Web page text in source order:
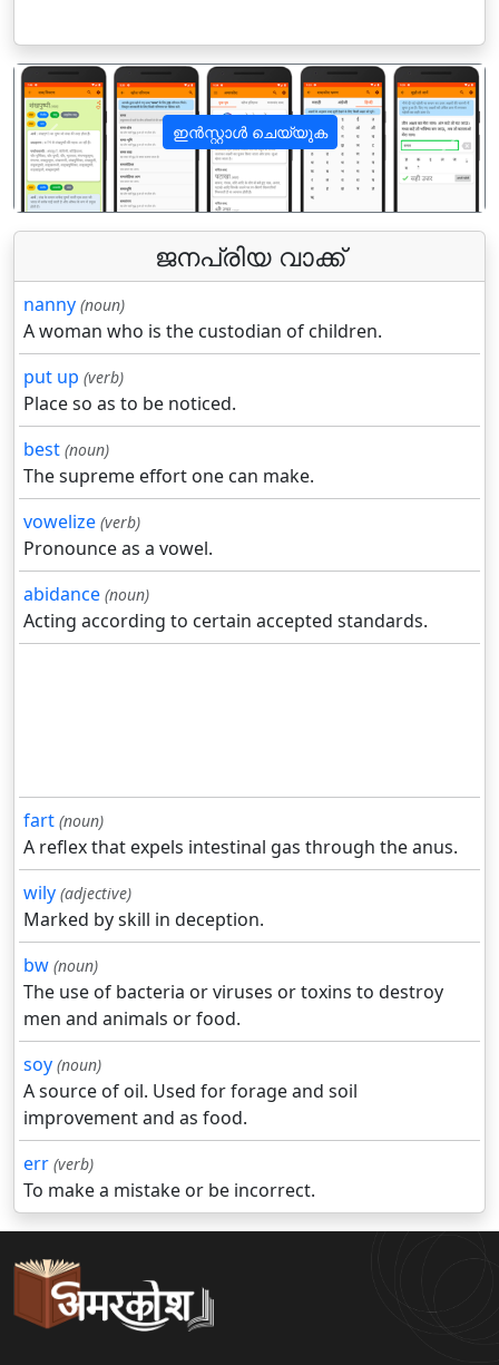
ഇൻസ്റ്റാൾ ചെയ്യുക
पिछला अगला
ജനപ്രിയ വാക്ക്
nanny (noun)
A woman who is the custodian of children.
put up (verb)
Place so as to be noticed.
best (noun)
The supreme effort one can make.
vowelize (verb)
Pronounce as a vowel.
abidance (noun)
Acting according to certain accepted standards.
fart (noun)
A reflex that expels intestinal gas through the anus.
wily (adjective)
Marked by skill in deception.
bw (noun)
The use of bacteria or viruses or toxins to destroy
men and animals or food.
soy (noun)
A source of oil. Used for forage and soil
improvement and as food.
err (verb)
To make a mistake or be incorrect.